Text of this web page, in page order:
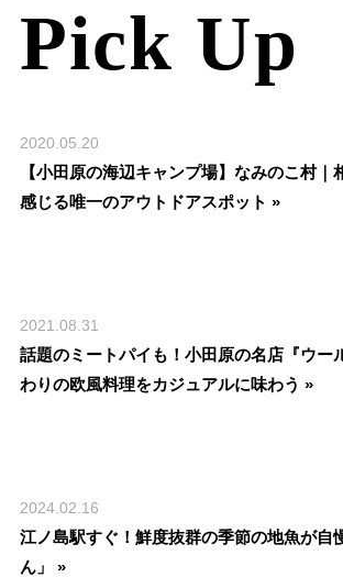
ン
Pick Up
2020.05.20
【小田原の海辺キャンプ場】なみのこ村｜
感じる唯一のアウトドアスポット »
2021.08.31
話題のミートパイも！小田原の名店『ウー
わりの欧風料理をカジュアルに味わう »
2024.02.16
江ノ島駅すぐ！鮮度抜群の季節の地魚が自
ん」 »